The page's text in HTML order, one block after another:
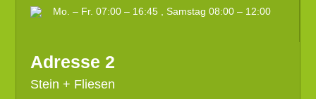
Mo. – Fr. 07:00 – 16:45 , Samstag 08:00 – 12:00
Adresse 2
Stein + Fliesen